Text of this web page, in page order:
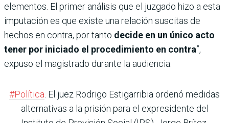
elementos. El primer análisis que el juzgado hizo a esta
imputación es que existe una relación suscitas de
hechos en contra, por tanto decide en un único acto
tener por iniciado el procedimiento en contra”,
expuso el magistrado durante la audiencia.
#Política . El juez Rodrigo Estigarribia ordenó medidas
alternativas a la prisión para el expresidente del